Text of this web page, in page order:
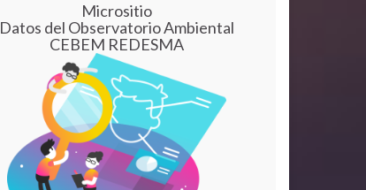
Micrositio
Datos del Observatorio Ambiental
CEBEM REDESMA